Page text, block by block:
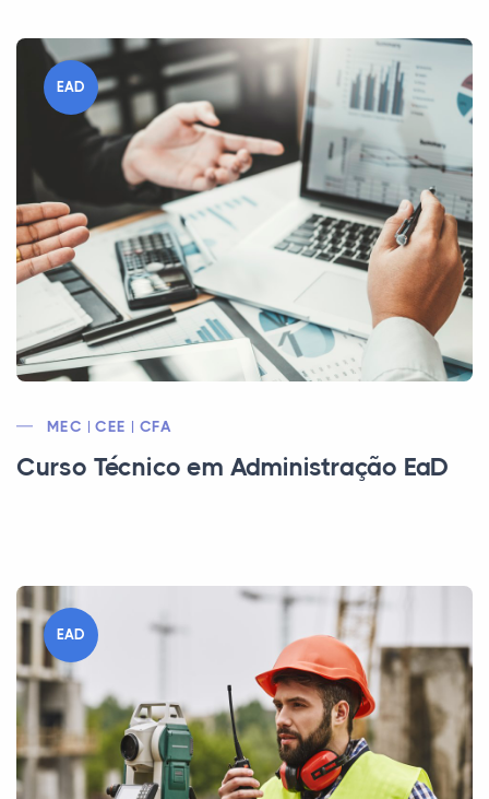
EAD
MEC | CEE | CFA
Curso Técnico em Administração EaD
EAD